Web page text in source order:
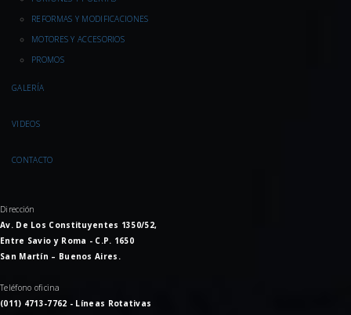
REFORMAS Y MODIFICACIONES
MOTORES Y ACCESORIOS
PROMOS
GALERÍA
VIDEOS
CONTACTO
Dirección
Av. De Los Constituyentes 1350/52,
Entre Savio y Roma - C.P. 1650
San Martín – Buenos Aires.
Teléfono oficina
(011) 4713-7762 - Líneas Rotativas